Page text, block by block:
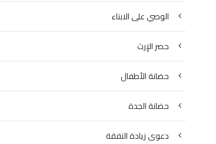
الوصي على الابناء
حصر الإرث
حضانة الأطفال
حضانة الجدة
دعوى زيادة النفقة